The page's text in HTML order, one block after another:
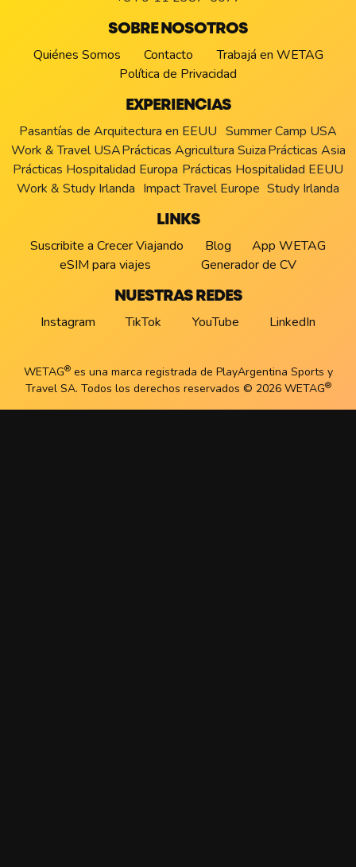
SOBRE NOSOTROS
Quiénes Somos Contacto
Trabajá en WETAG
Política de Privacidad
EXPERIENCIAS
Pasantías de Arquitectura en EEUU Summer Camp USA
Work & Travel USAPrácticas Agricultura SuizaPrácticas Asia
Prácticas Hospitalidad Europa Prácticas Hospitalidad EEUU
Work & Study Irlanda Impact Travel Europe Study Irlanda
LINKS
Suscribite a Crecer Viajando Blog
App WETAG
eSIM para viajes
Generador de CV
NUESTRAS REDES
Instagram TikTok YouTube LinkedIn
WETAG®es una marca registrada de PlayArgentina Sports y
Travel SA. Todos los derechos reservados © 2026 WETAG®